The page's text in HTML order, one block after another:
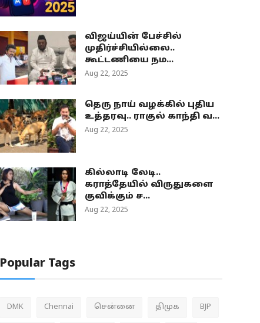
விஜய்யின் பேச்சில்
முதிர்ச்சியில்லை..
கூட்டணியை நம...
Aug 22, 2025
தெரு நாய் வழக்கில் புதிய
உத்தரவு.. ராகுல் காந்தி வ...
Aug 22, 2025
கில்லாடி லேடி..
கராத்தேயில் விருதுகளை
குவிக்கும் ச...
Aug 22, 2025
Popular Tags
DMK Chennai சென்னை திமுக BJP